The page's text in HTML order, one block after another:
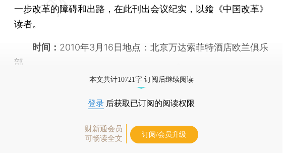
一步改革的障碍和出路，在此刊出会议纪实，以飨《中国改革》
读者。
时间： 2010年3月16日地点：北京万达索菲特酒店欧兰俱乐
部
本文共计10721字 订阅后继续阅读
登录 后获取已订阅的阅读权限
财新通会员
可畅读全文
订阅/会员升级